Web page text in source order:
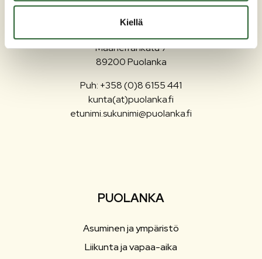
Kiellä
Maaherrankatu 7
89200 Puolanka
Puh: +358 (0)8 6155 441
kunta(at)puolanka.fi
etunimi.sukunimi@puolanka.fi
PUOLANKA
Asuminen ja ympäristö
Liikunta ja vapaa-aika